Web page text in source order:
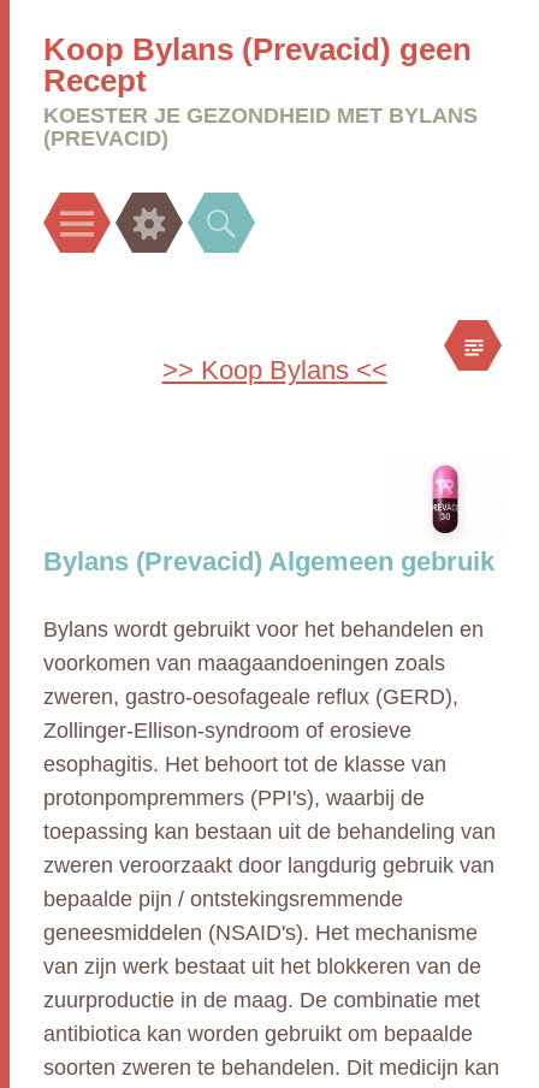
Koop Bylans (Prevacid) geen
Recept
KOESTER JE GEZONDHEID MET BYLANS
(PREVACID)
Menu Widgets Search
>> Koop Bylans <<
Bylans (Prevacid) Algemeen gebruik
Bylans wordt gebruikt voor het behandelen en
voorkomen van maagaandoeningen zoals
zweren, gastro-oesofageale reflux (GERD),
Zollinger-Ellison-syndroom of erosieve
esophagitis. Het behoort tot de klasse van
protonpompremmers (PPI's), waarbij de
toepassing kan bestaan uit de behandeling van
zweren veroorzaakt door langdurig gebruik van
bepaalde pijn / ontstekingsremmende
geneesmiddelen (NSAID's). Het mechanisme
van zijn werk bestaat uit het blokkeren van de
zuurproductie in de maag. De combinatie met
antibiotica kan worden gebruikt om bepaalde
soorten zweren te behandelen. Dit medicijn kan